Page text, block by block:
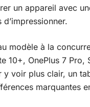
un appareil avec
modèle à la
10+, OnePlus 7
y voir plus clair, un
marquantes